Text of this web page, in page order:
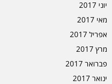
יוני 2017
מאי 2017
אפריל 2017
מרץ 2017
פברואר 2017
ינואר 2017